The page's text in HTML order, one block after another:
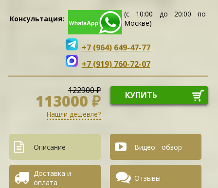
Консультация:
(с 10:00 до 20:00 по
Москве)
+7 (964) 649-47-77
+7 (919) 760-72-07
122900 ₽
113000 ₽ КУПИТЬ
Нашли дешевле?
Описание Видео - обзор
Доставка и
оплата
Отзывы